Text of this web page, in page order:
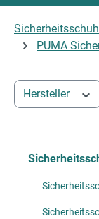
PUMA
Hersteller